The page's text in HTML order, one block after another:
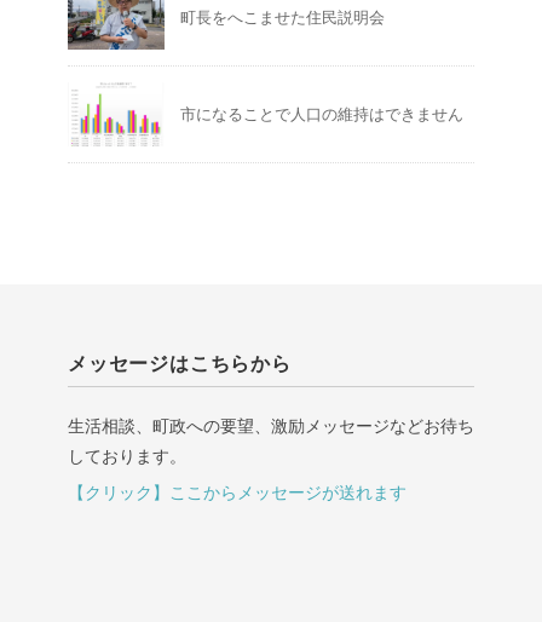
町長をへこませた住民説明会
市になることで人口の維持はできません
メッセージはこちらから
生活相談、町政への要望、激励メッセージなどお待ち
しております。
【クリック】ここからメッセージが送れます